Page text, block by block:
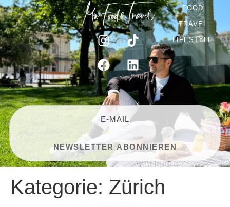
FOOD
TRAVEL
LIFESTYLE
Kategorie: Zürich